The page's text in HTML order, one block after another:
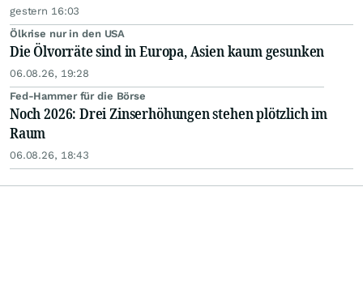
gestern 16:03
Ölkrise nur in den USA
Die Ölvorräte sind in Europa, Asien kaum gesunken
06.08.26, 19:28
Fed-Hammer für die Börse
Noch 2026: Drei Zinserhöhungen stehen plötzlich im
Raum
06.08.26, 18:43